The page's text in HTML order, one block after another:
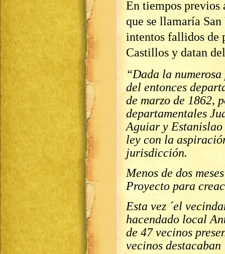
En tiempos
que se llamaría
intentos fallidos de
Castillos y datan
“Dada la
del entonces
de marzo de 1862,
departamentales
Aguiar y
ley con la
jurisdicción.
Menos de dos
Proyecto para
Esta vez ´el
hacendado local
de 47 vecinos
vecinos destacaban